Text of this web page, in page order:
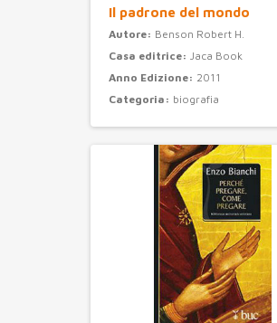
Il padrone del mondo
Autore: Benson Robert H.
Casa editrice: Jaca Book
Anno Edizione: 2011
Categoria: biografia